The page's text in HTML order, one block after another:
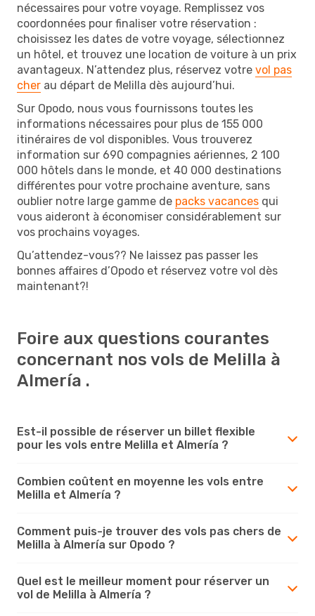
nécessaires pour votre voyage. Remplissez vos
coordonnées pour finaliser votre réservation :
choisissez les dates de votre voyage, sélectionnez
un hôtel, et trouvez une location de voiture à un prix
avantageux. N’attendez plus, réservez votre vol pas
cher au départ de Melilla dès aujourd’hui.
Sur Opodo, nous vous fournissons toutes les
informations nécessaires pour plus de 155 000
itinéraires de vol disponibles. Vous trouverez
information sur 690 compagnies aériennes, 2 100
000 hôtels dans le monde, et 40 000 destinations
différentes pour votre prochaine aventure, sans
oublier notre large gamme de packs vacances qui
vous aideront à économiser considérablement sur
vos prochains voyages.
Qu’attendez-vous?? Ne laissez pas passer les
bonnes affaires d’Opodo et réservez votre vol dès
maintenant?!
Foire aux questions courantes
concernant nos vols de Melilla à
Almería .
Est-il possible de réserver un billet flexible
pour les vols entre Melilla et Almería ?
Combien coûtent en moyenne les vols entre
Melilla et Almería ?
Comment puis-je trouver des vols pas chers de
Melilla à Almería sur Opodo ?
Quel est le meilleur moment pour réserver un
vol de Melilla à Almería ?